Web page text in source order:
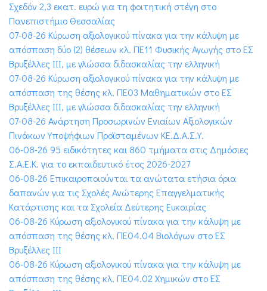
Σχεδόν 2,3 εκατ. ευρώ για τη φοιτητική στέγη στο
Πανεπιστήμιο Θεσσαλίας
07-08-26 Κύρωση αξιολογικού πίνακα για την κάλυψη με
απόσπαση δύο (2) θέσεων κλ. ΠΕ11 Φυσικής Αγωγής στο ΕΣ
Βρυξέλλες ΙΙΙ, με γλώσσα διδασκαλίας την ελληνική
07-08-26 Κύρωση αξιολογικού πίνακα για την κάλυψη με
απόσπαση της θέσης κλ. ΠΕ03 Μαθηματικών στο ΕΣ
Βρυξέλλες ΙΙΙ, με γλώσσα διδασκαλίας την ελληνική
07-08-26 Ανάρτηση Προσωρινών Ενιαίων Αξιολογικών
Πινάκων Υποψήφιων Προϊσταμένων ΚΕ.Δ.Α.Σ.Υ.
06-08-26 95 ειδικότητες και 860 τμήματα στις Δημόσιες
Σ.Α.Ε.Κ. για το εκπαιδευτικό έτος 2026-2027
06-08-26 Επικαιροποιούνται τα ανώτατα ετήσια όρια
δαπανών για τις Σχολές Ανώτερης Επαγγελματικής
Κατάρτισης και τα Σχολεία Δεύτερης Ευκαιρίας
06-08-26 Κύρωση αξιολογικού πίνακα για την κάλυψη με
απόσπαση της θέσης κλ. ΠΕ04.04 Βιολόγων στο ΕΣ
Βρυξέλλες ΙΙΙ
06-08-26 Κύρωση αξιολογικού πίνακα για την κάλυψη με
απόσπαση της θέσης κλ. ΠΕ04.02 Χημικών στο ΕΣ